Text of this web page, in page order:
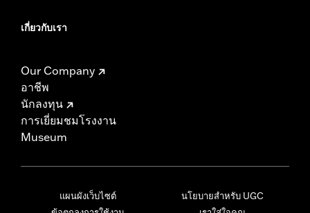
เกี่ยวกับเรา
Our Company
อาชีพ
นักลงทุน
การเยี่ยมชมโรงงาน
Museum
แผนผังเว็บไซต์
นโยบายสำหรับ UGC